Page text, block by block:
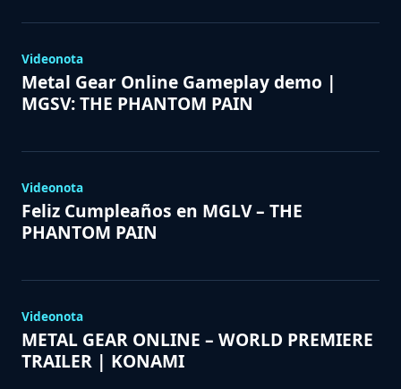
Videonota
Metal Gear Online Gameplay demo |
MGSV: THE PHANTOM PAIN
Videonota
Feliz Cumpleaños en MGLV – THE
PHANTOM PAIN
Videonota
METAL GEAR ONLINE – WORLD PREMIERE
TRAILER | KONAMI